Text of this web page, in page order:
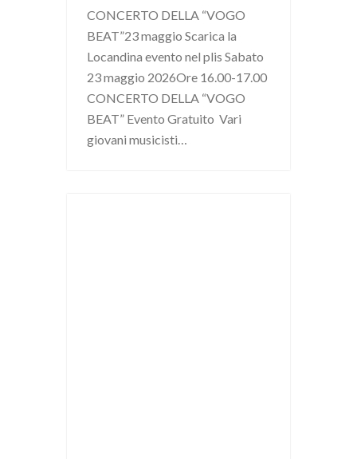
CONCERTO DELLA “VOGO
BEAT”23 maggio Scarica la
Locandina evento nel plis Sabato
23 maggio 2026Ore 16.00-17.00
CONCERTO DELLA “VOGO
BEAT” Evento Gratuito Vari
giovani musicisti…